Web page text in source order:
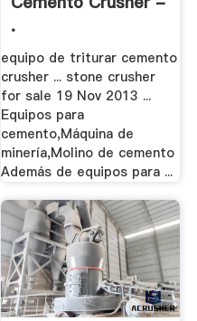
.
equipo de triturar cemento
crusher ... stone crusher
for sale 19 Nov 2013 ...
Equipos para
cemento,Máquina de
minería,Molino de cemento
Además de equipos para ...